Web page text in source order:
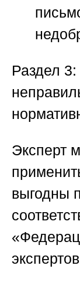
Раздел
Эксперт
выгодны